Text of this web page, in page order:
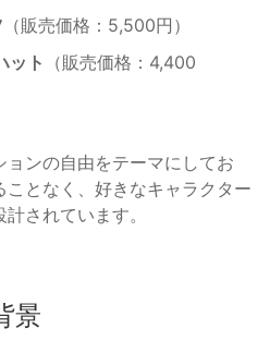
（販売価格：5,500円）
ット
（販売価格：4,400
ンの自由をテーマにしてお
ことなく、好きなキャラクター
されています。
景